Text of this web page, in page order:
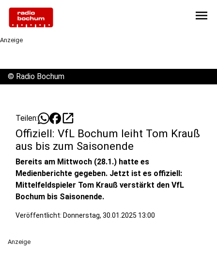
menu
Anzeige
© Radio Bochum
Teilen: open_in_new
Offiziell: VfL Bochum leiht Tom Krauß
aus bis zum Saisonende
Bereits am Mittwoch (28.1.) hatte es
Medienberichte gegeben. Jetzt ist es offiziell:
Mittelfeldspieler Tom Krauß verstärkt den VfL
Bochum bis Saisonende.
Veröffentlicht: Donnerstag, 30.01.2025 13:00
Anzeige